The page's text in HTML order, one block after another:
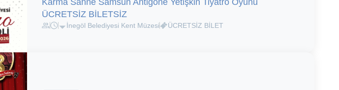
ÜCRETSİZ BİLETSİZ
İnegöl Belediyesi Kent Müzesi ÜCRETSİZ BİLET